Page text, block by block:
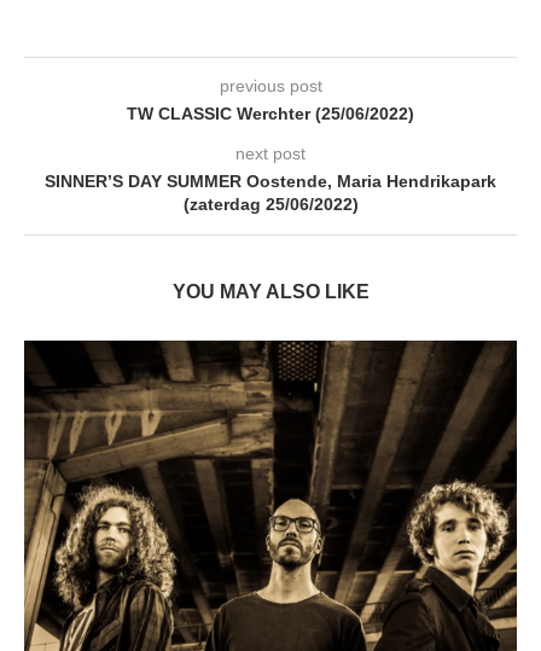
previous post
TW CLASSIC Werchter (25/06/2022)
next post
SINNER’S DAY SUMMER Oostende, Maria Hendrikapark
(zaterdag 25/06/2022)
YOU MAY ALSO LIKE